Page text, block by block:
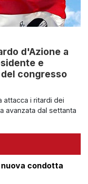
d'Azione a
e
congresso
attacca i ritardi dei
avanzata dal settanta
nuova condotta